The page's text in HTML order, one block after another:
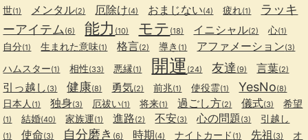
世(1) メンタル(2) 厄除け(4) おまじない(4) 疲れ(1)
ラッキ
ーアイテム (6) 能力 (10) モテ (18) イニシャル(2) 心(1)
自分(1) 生まれた意味(1) 格言(2) 導き (1) アファメーション(3)
ハムスター(1) 相性(33) 悪縁(1) 開運 (24) 友達 (9) 言葉(2)
引っ越し (3) 健康(8) 勇気(2) 前兆(1) 使役霊(1) YesNo(8)
日本人 (1) 独身(3) 厄祓い(1) 将来(1) 過ごし方(2) 儀式(3) 希望
(1) 結婚(40) 家族運(1) 進路(2) 不安(3) 心の問題 (3) 引越し
(1) 使命(3) 自分磨き (6) 時期(4) ナイトカード (1) 先祖 (3)
オ